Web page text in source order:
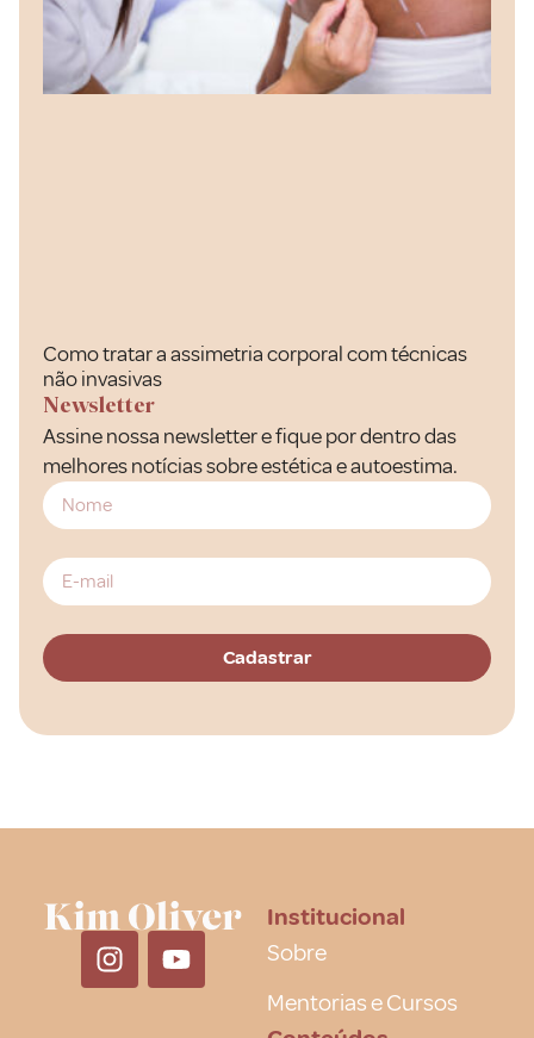
Como tratar a assimetria corporal com técnicas
não invasivas
Newsletter
Assine nossa newsletter e fique por dentro das
melhores notícias sobre estética e autoestima.
Institucional
Sobre
Mentorias e Cursos